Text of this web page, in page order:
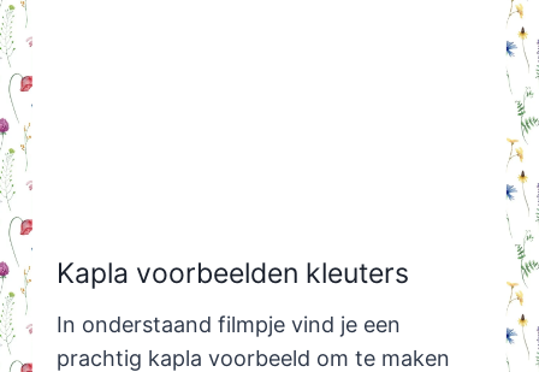
Kapla voorbeelden kleuters
In onderstaand filmpje vind je een
prachtig kapla voorbeeld om te maken